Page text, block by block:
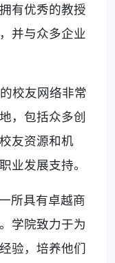
有优秀的教授
并与众多企业
校友网络非常
，包括众多创
友资源和机
业发展支持。
所具有卓越商
学院致力于为
验，培养他们